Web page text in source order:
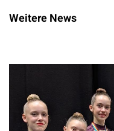
Weitere News